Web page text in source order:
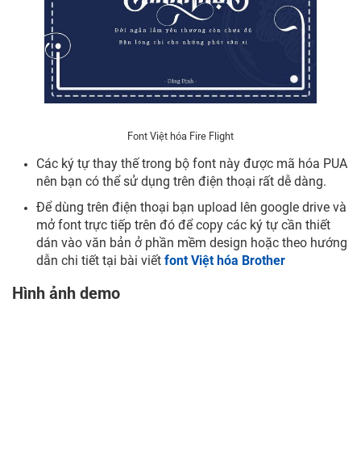
Font Việt hóa Fire Flight
Các ký tự thay thế trong bộ font này được mã hóa PUA
nên bạn có thể sử dụng trên điện thoại rất dễ dàng.
Để dùng trên điện thoại bạn upload lên google drive và
mở font trực tiếp trên đó để copy các ký tự cần thiết
dán vào văn bản ở phần mềm design hoặc theo hướng
dẫn chi tiết tại bài viết font Việt hóa Brother
Hình ảnh demo